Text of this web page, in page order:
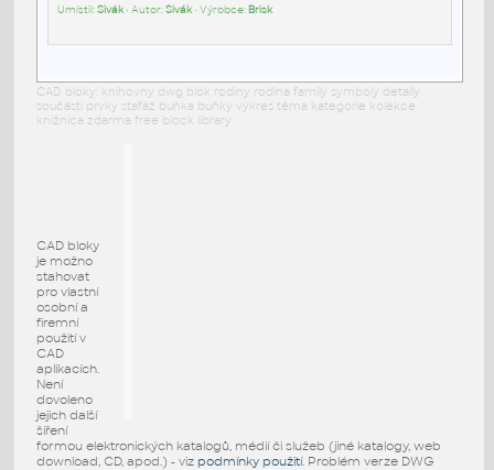
Umístil:Sivák• Autor:Sivák• Výrobce: Brisk
CAD bloky: knihovny dwg blok rodiny rodina family symboly detaily
součásti prvky stafáž buňka buňky výkres téma kategorie kolekce
knižnica zdarma free block library
CAD bloky
je možno
stahovat
pro vlastní
osobní a
firemní
použití v
CAD
aplikacích.
Není
dovoleno
jejich další
šíření
formou elektronických katalogů, médií či služeb (jiné katalogy, web
download, CD, apod.) - viz podmínky použití. Problém verze DWG